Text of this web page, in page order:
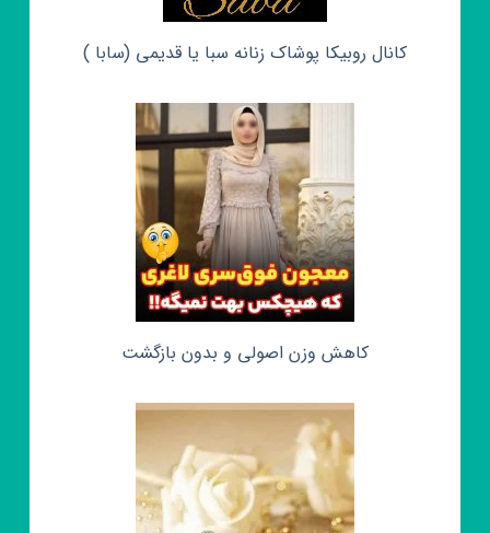
کانال روبیکا پوشاک زنانه سبا یا قدیمی (سابا )
کاهش وزن اصولی و بدون بازگشت